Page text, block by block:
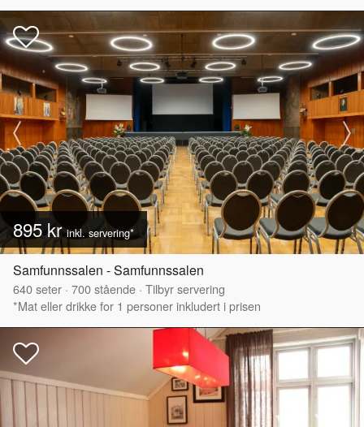
895 krinkl. servering*
Samfunnssalen - Samfunnssalen
640seter · 700stående · Tilbyr servering
*Mat eller drikke for 1 personer inkludert i prisen